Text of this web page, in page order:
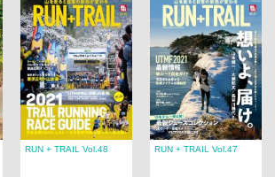
RUN + TRAIL Vol.48 RUN + TRAIL Vol.47